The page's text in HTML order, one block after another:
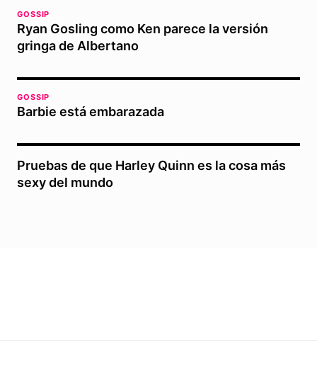
GOSSIP
Ryan Gosling como Ken parece la versión
gringa de Albertano
GOSSIP
Barbie está embarazada
Pruebas de que Harley Quinn es la cosa más
sexy del mundo